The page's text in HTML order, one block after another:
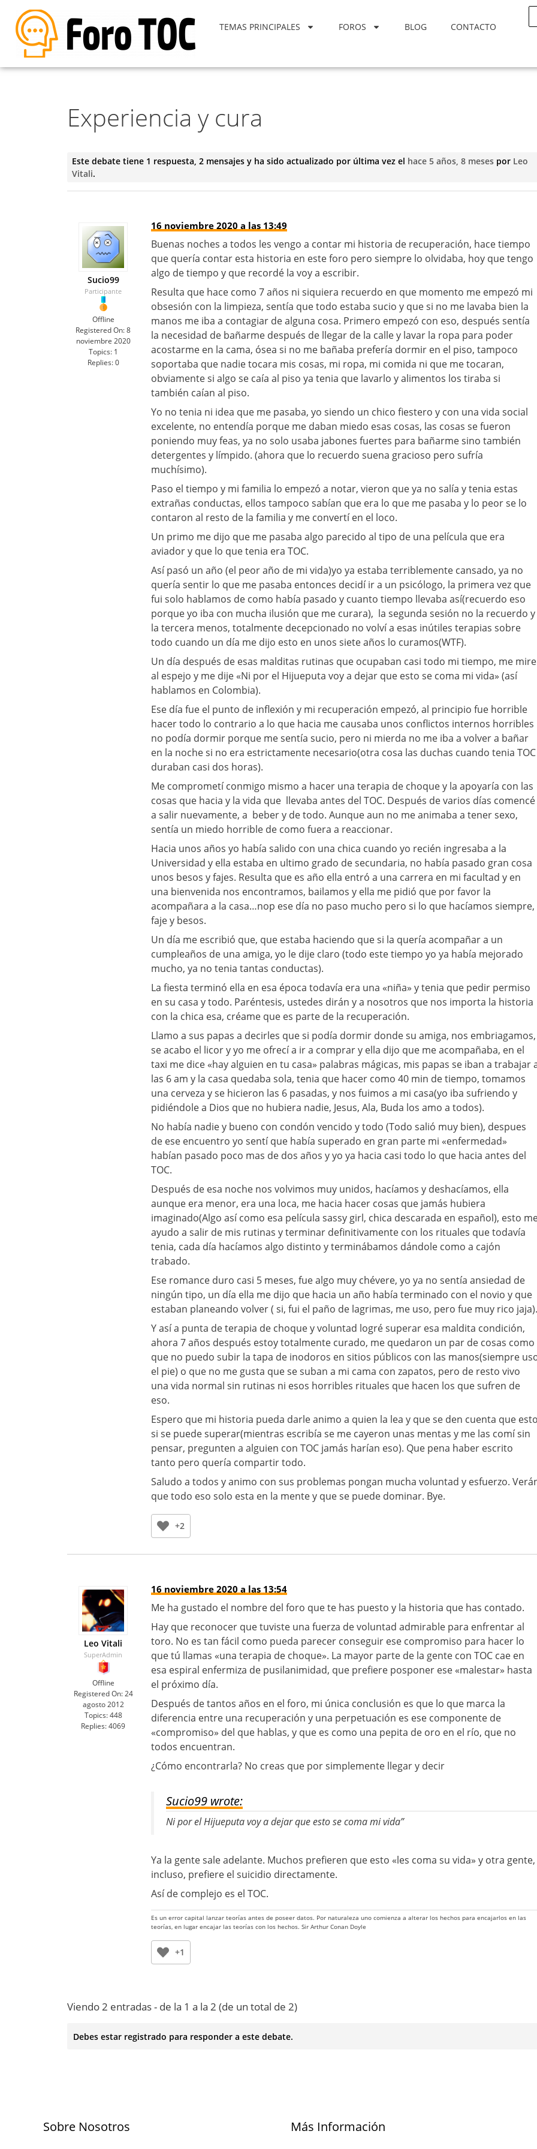
TEMAS PRINCIPALES FOROS BLOG CONTACTO
Experiencia y cura
Este debate tiene 1 respuesta, 2 mensajes y ha sido actualizado por última vez el hace 5 años, 8 meses por Leo
Vitali.
Sucio99
Participante
Offline
Registered On:8
noviembre 2020
Topics: 1
Replies: 0
16 noviembre 2020 a las 13:49
Buenas noches a todos les vengo a contar mi historia de recuperación, hace tiempo
que quería contar esta historia en este foro pero siempre lo olvidaba, hoy que tengo
algo de tiempo y que recordé la voy a escribir.
Resulta que hace como 7 años ni siquiera recuerdo en que momento me empezó mi
obsesión con la limpieza, sentía que todo estaba sucio y que si no me lavaba bien la
manos me iba a contagiar de alguna cosa. Primero empezó con eso, después sentía
la necesidad de bañarme después de llegar de la calle y lavar la ropa para poder
acostarme en la cama, ósea si no me bañaba prefería dormir en el piso, tampoco
soportaba que nadie tocara mis cosas, mi ropa, mi comida ni que me tocaran,
obviamente si algo se caía al piso ya tenia que lavarlo y alimentos los tiraba si
también caían al piso.
Yo no tenia ni idea que me pasaba, yo siendo un chico fiestero y con una vida social
excelente, no entendía porque me daban miedo esas cosas, las cosas se fueron
poniendo muy feas, ya no solo usaba jabones fuertes para bañarme sino también
detergentes y límpido. (ahora que lo recuerdo suena gracioso pero sufría
muchísimo).
Paso el tiempo y mi familia lo empezó a notar, vieron que ya no salía y tenia estas
extrañas conductas, ellos tampoco sabían que era lo que me pasaba y lo peor se lo
contaron al resto de la familia y me convertí en el loco.
Un primo me dijo que me pasaba algo parecido al tipo de una película que era
aviador y que lo que tenia era TOC.
Así pasó un año (el peor año de mi vida)yo ya estaba terriblemente cansado, ya no
quería sentir lo que me pasaba entonces decidí ir a un psicólogo, la primera vez que
fui solo hablamos de como había pasado y cuanto tiempo llevaba así(recuerdo eso
porque yo iba con mucha ilusión que me curara), la segunda sesión no la recuerdo y
la tercera menos, totalmente decepcionado no volví a esas inútiles terapias sobre
todo cuando un día me dijo esto en unos siete años lo curamos(WTF).
Un día después de esas malditas rutinas que ocupaban casi todo mi tiempo, me mire
al espejo y me dije «Ni por el Hijueputa voy a dejar que esto se coma mi vida» (así
hablamos en Colombia).
Ese día fue el punto de inflexión y mi recuperación empezó, al principio fue horrible
hacer todo lo contrario a lo que hacia me causaba unos conflictos internos horribles
no podía dormir porque me sentía sucio, pero ni mierda no me iba a volver a bañar
en la noche si no era estrictamente necesario(otra cosa las duchas cuando tenia TOC
duraban casi dos horas).
Me comprometí conmigo mismo a hacer una terapia de choque y la apoyaría con las
cosas que hacia y la vida que llevaba antes del TOC. Después de varios días comencé
a salir nuevamente, a beber y de todo. Aunque aun no me animaba a tener sexo,
sentía un miedo horrible de como fuera a reaccionar.
Hacia unos años yo había salido con una chica cuando yo recién ingresaba a la
Universidad y ella estaba en ultimo grado de secundaria, no había pasado gran cosa
unos besos y fajes. Resulta que es año ella entró a una carrera en mi facultad y en
una bienvenida nos encontramos, bailamos y ella me pidió que por favor la
acompañara a la casa…nop ese día no paso mucho pero si lo que hacíamos siempre,
faje y besos.
Un día me escribió que, que estaba haciendo que si la quería acompañar a un
cumpleaños de una amiga, yo le dije claro (todo este tiempo yo ya había mejorado
mucho, ya no tenia tantas conductas).
La fiesta terminó ella en esa época todavía era una «niña» y tenia que pedir permiso
en su casa y todo. Paréntesis, ustedes dirán y a nosotros que nos importa la historia
con la chica esa, créame que es parte de la recuperación.
Llamo a sus papas a decirles que si podía dormir donde su amiga, nos embriagamos,
se acabo el licor y yo me ofrecí a ir a comprar y ella dijo que me acompañaba, en el
taxi me dice «hay alguien en tu casa» palabras mágicas, mis papas se iban a trabajar
las 6 am y la casa quedaba sola, tenia que hacer como 40 min de tiempo, tomamos
una cerveza y se hicieron las 6 pasadas, y nos fuimos a mi casa(yo iba sufriendo y
pidiéndole a Dios que no hubiera nadie, Jesus, Ala, Buda los amo a todos).
No había nadie y bueno con condón vencido y todo (Todo salió muy bien), despues
de ese encuentro yo sentí que había superado en gran parte mi «enfermedad»
habían pasado poco mas de dos años y yo ya hacia casi todo lo que hacia antes del
TOC.
Después de esa noche nos volvimos muy unidos, hacíamos y deshacíamos, ella
aunque era menor, era una loca, me hacia hacer cosas que jamás hubiera
imaginado(Algo así como esa película sassy girl, chica descarada en español), esto
ayudo a salir de mis rutinas y terminar definitivamente con los rituales que todavía
tenia, cada día hacíamos algo distinto y terminábamos dándole como a cajón
trabado.
Ese romance duro casi 5 meses, fue algo muy chévere, yo ya no sentía ansiedad de
ningún tipo, un día ella me dijo que hacia un año había terminado con el novio y que
estaban planeando volver ( si, fui el paño de lagrimas, me uso, pero fue muy rico jaja).
Y así a punta de terapia de choque y voluntad logré superar esa maldita condición,
ahora 7 años después estoy totalmente curado, me quedaron un par de cosas como
que no puedo subir la tapa de inodoros en sitios públicos con las manos(siempre
el pie) o que no me gusta que se suban a mi cama con zapatos, pero de resto vivo
una vida normal sin rutinas ni esos horribles rituales que hacen los que sufren de
eso.
Espero que mi historia pueda darle animo a quien la lea y que se den cuenta que esto
si se puede superar(mientras escribía se me cayeron unas mentas y me las comí sin
pensar, pregunten a alguien con TOC jamás harían eso). Que pena haber escrito
tanto pero quería compartir todo.
Saludo a todos y animo con sus problemas pongan mucha voluntad y esfuerzo.
que todo eso solo esta en la mente y que se puede dominar. Bye.
+2
Leo Vitali
SuperAdmin
Offline
Registered On: 24
agosto 2012
Topics: 448
Replies:4069
16 noviembre 2020 a las 13:54
Me ha gustado el nombre del foro que te has puesto y la historia que has contado.
Hay que reconocer que tuviste una fuerza de voluntad admirable para enfrentar al
toro. No es tan fácil como pueda parecer conseguir ese compromiso para hacer lo
que tú llamas «una terapia de choque». La mayor parte de la gente con TOC cae en
esa espiral enfermiza de pusilanimidad, que prefiere posponer ese «malestar» hasta
el próximo día.
Después de tantos años en el foro, mi única conclusión es que lo que marca la
diferencia entre una recuperación y una perpetuación es ese componente de
«compromiso» del que hablas, y que es como una pepita de oro en el río, que no
todos encuentran.
¿Cómo encontrarla? No creas que por simplemente llegar y decir
Sucio99 wrote:
Ni por el Hijueputa voy a dejar que esto se coma mi vida”
Ya la gente sale adelante. Muchos prefieren que esto «les coma su vida» y otra gente,
incluso, prefiere el suicidio directamente.
Así de complejo es el TOC.
Es un error capital lanzar teorías antes de poseer datos. Por naturaleza uno comienza a alterar los hechos para encajarlos en las
teorías, en lugar encajar las teorías con los hechos. Sir Arthur Conan Doyle
+1
Viendo 2 entradas - de la 1 a la 2 (de un total de 2)
Debes estar registrado para responder a este debate.
Sobre Nosotros Más Información